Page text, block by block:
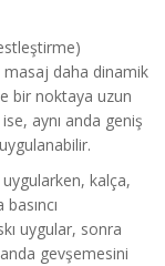
masaj daha dinamik
bir noktaya uzun
aynı anda geniş
kalça,
uygular, sonra
anda gevşemesini